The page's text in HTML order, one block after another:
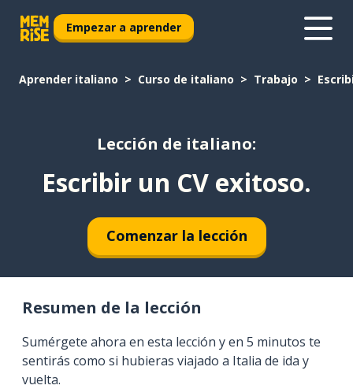
Empezar a aprender
Aprender italiano Curso de italiano Trabajo
Lección de italiano:
Escribir un CV exitoso.
Comenzar la lección
Resumen de la lección
Sumérgete ahora en esta lección y en 5 minutos te
sentirás como si hubieras viajado a Italia de ida y
vuelta.